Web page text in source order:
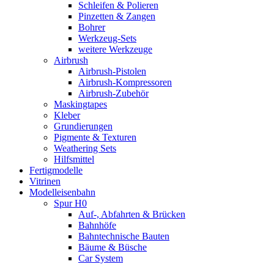
Schleifen & Polieren
Pinzetten & Zangen
Bohrer
Werkzeug-Sets
weitere Werkzeuge
Airbrush
Airbrush-Pistolen
Airbrush-Kompressoren
Airbrush-Zubehör
Maskingtapes
Kleber
Grundierungen
Pigmente & Texturen
Weathering Sets
Hilfsmittel
Fertigmodelle
Vitrinen
Modelleisenbahn
Spur H0
Auf-, Abfahrten & Brücken
Bahnhöfe
Bahntechnische Bauten
Bäume & Büsche
Car System